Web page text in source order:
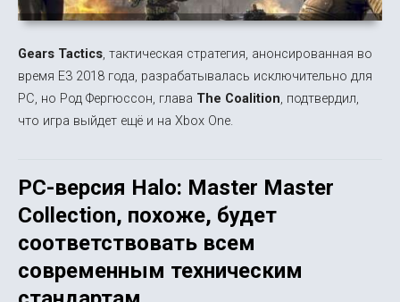
Gears Tactics, тактическая стратегия, анонсированная во
время E3 2018 года, разрабатывалась исключительно для
PC, но Род Фергюссон, глава The Coalition, подтвердил,
что игра выйдет ещё и на Xbox One.
PC-версия Halo: Master Master
Collection, похоже, будет
соответствовать всем
современным техническим